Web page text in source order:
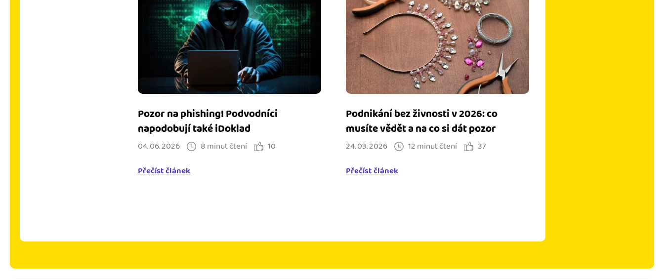
Pozor na phishing! Podvodníci
napodobují také iDoklad
04. 06. 2026 8 minut čtení
10
Přečíst článek
Podnikání bez živnosti v 2026: co
musíte vědět a na co si dát pozor
24. 03. 2026 12 minut čtení
37
Přečíst článek